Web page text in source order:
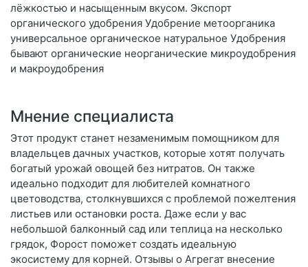
лёжкостью и насыщенным вкусом. Экспорт
органического удобрения Удобрение метоорганика
универсальное органическое натуральное Удобрения
бывают органические неорганические микроудобрения
и макроудобрения
Мнение специалиста
Этот продукт станет незаменимым помощником для
владельцев дачных участков, которые хотят получать
богатый урожай овощей без нитратов. Он также
идеально подходит для любителей комнатного
цветоводства, столкнувшихся с проблемой пожелтения
листьев или остановки роста. Даже если у вас
небольшой балконный сад или теплица на несколько
грядок, Форост поможет создать идеальную
экосистему для корней. Отзывы о Агрегат внесение